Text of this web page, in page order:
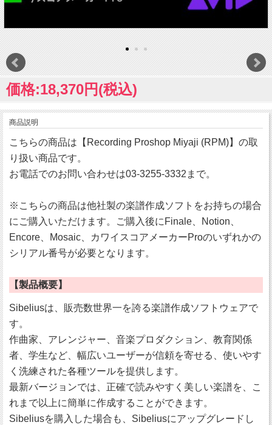
価格:18,370円(税込)
商品説明
こちらの商品は【Recording Proshop Miyaji (RPM)】の取
り扱い商品です。
お電話でのお問い合わせは03-3255-3332まで。
※こちらの商品は他社製の楽譜作成ソフトをお持ちの場合
にご購入いただけます。ご購入後にFinale、Notion、
Encore、Mosaic、カワイスコアメーカーProのいずれかの
シリアル番号が必要となります。
【製品概要】
Sibeliusは、販売数世界一を誇る楽譜作成ソフトウェアで
す。
作曲家、アレンジャー、音楽プロダクション、教育関係
者、学生など、幅広いユーザーが信頼を寄せる、使いやす
く洗練された各種ツールを提供します。
最新バージョンでは、正確で読みやすく美しい楽譜を、こ
れまで以上に簡単に作成することができます。
Sibeliusを購入した場合も、Sibeliusにアップグレードし